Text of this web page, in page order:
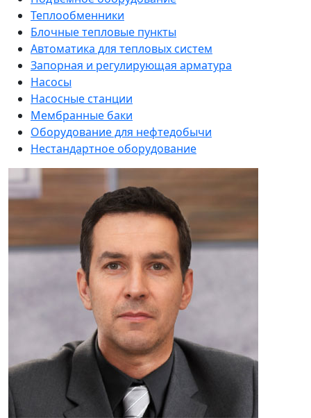
Теплообменники
Блочные тепловые пункты
Автоматика для тепловых систем
Запорная и регулирующая арматура
Насосы
Насосные станции
Мембранные баки
Оборудование для нефтедобычи
Нестандартное оборудование